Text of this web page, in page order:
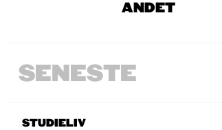
ANDET
SENESTE
STUDIELIV